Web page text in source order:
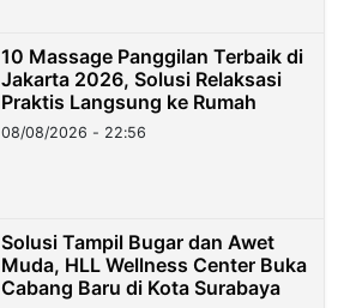
10 Massage Panggilan Terbaik di
Jakarta 2026, Solusi Relaksasi
Praktis Langsung ke Rumah
08/08/2026 - 22:56
Solusi Tampil Bugar dan Awet
Muda, HLL Wellness Center Buka
Cabang Baru di Kota Surabaya